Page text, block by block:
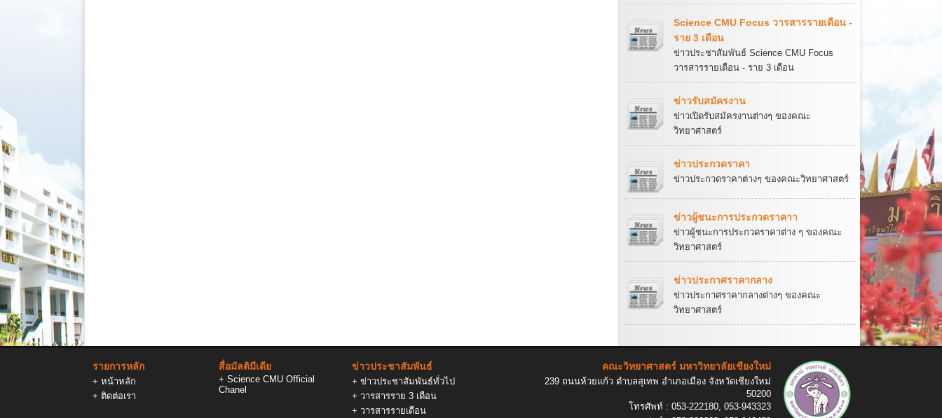
Science CMU Focus วารสารรายเดือน -
ราย 3 เดือน
ข่าวประชาสัมพันธ์ Science CMU Focus
วารสารรายเดือน - ราย 3 เดือน
ข่าวรับสมัครงาน
ข่าวเปิดรับสมัครงานต่างๆ ของคณะ
วิทยาศาสตร์
ข่าวประกวดราคา
ข่าวประกวดราคาต่างๆ ของคณะวิทยาศาสตร์
ข่าวผู้ชนะการประกวดราคาา
ข่าวผู้ชนะการประกวดราคาต่าง ๆ ของคณะ
วิทยาศาสตร์
ข่าวประกาศราคากลาง
ข่าวประกาศราคากลางต่างๆ ของคณะ
วิทยาศาสตร์
รายการหลัก
+ หน้าหลัก
+ ติดต่อเรา
สื่อมัลติมีเดีย
+ Science CMU Official
Chanel
ข่าวประชาสัมพันธ์
+ ข่าวประชาสัมพันธ์ทั่วไป
+ วารสารราย 3 เดือน
+ วารสารรายเดือน
คณะวิทยาศาสตร์ มหาวิทยาลัยเชียงใหม่
239 ถนนห้วยแก้ว ตำบลสุเทพ อำเภอเมือง จังหวัดเชียงใหม่
50200
โทรศัพท์ : 053-222180, 053-943323